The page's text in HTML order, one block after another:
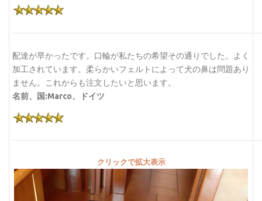
配達が早かったです。口輪が私たちの希望その通りでした。よく
加工されています。柔らかいフェルトによって犬の鼻は問題あり
ません。これからも注文したいと思います。
名前、国:Marco、ドイツ
クリックで拡大表示